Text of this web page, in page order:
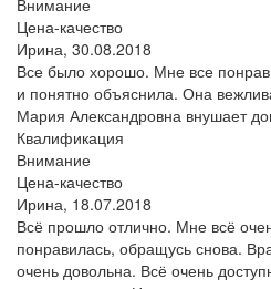
Цена-качество
Ирина, 30.08.2018
Все было хорошо. Мне все
и понятно объяснила. Она
Мария Александровна внушает
Квалификация
Внимание
Цена-качество
Ирина, 18.07.2018
Всё прошло отлично. Мне всё
понравилась, обращусь снова.
очень довольна. Всё очень